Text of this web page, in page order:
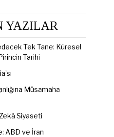
YAZILAR
Tek Tane: Küresel
Tarihi
Müsamaha
Zekâ Siyaseti
ABD ve İran